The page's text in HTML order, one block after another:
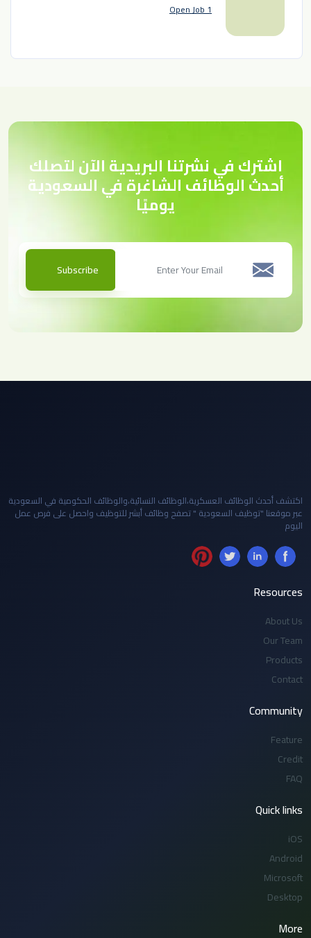
1 Open Job
اشترك في نشرتنا البريدية الآن لتصلك
أحدث الوظائف الشاغرة في السعودية
يوميًا
Subscribe
اكتشف أحدث الوظائف العسكرية،الوظائف النسائية،والوظائف الحكومية في السعودية
عبر موقعنا "توظيف السعودية " تصفح وظائف أبشر للتوظيف واحصل على فرص عمل
اليوم
Resources
About Us
Our Team
Products
Contact
Community
Feature
Credit
FAQ
Quick links
iOS
Android
Microsoft
Desktop
More